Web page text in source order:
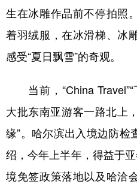
生在冰雕作品前不停拍照
着羽绒服，在冰滑梯、冰
感受“夏日飘雪”的奇观。
当前，“China Travel”“
大批东南亚游客一路北上
缘”。哈尔滨出入境边防检
绍，今年上半年，得益于
境免签政策落地以及哈洽